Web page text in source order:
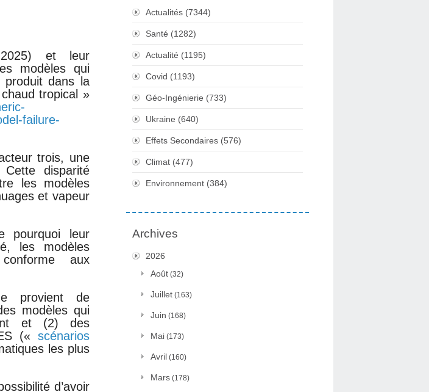
2025) et leur
modèles qui
dans la
tropical »
failure-
trois, une
disparité
les modèles
​​et vapeur
pourquoi leur
les modèles
aux
provient de
modèles qui
et (2) des
(« scénarios
les plus
d’avoir
Actualités (7344)
Santé (1282)
Actualité (1195)
Covid (1193)
Géo-Ingénierie (733)
Ukraine (640)
Effets Secondaires (576)
Climat (477)
Environnement (384)
Archives
2026
Août (32)
Juillet (163)
Juin (168)
Mai (173)
Avril (160)
Mars (178)